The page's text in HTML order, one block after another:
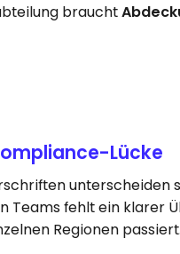
braucht
Lücke
unterscheiden
Teams fehlt ein klarer
Regionen passiert.